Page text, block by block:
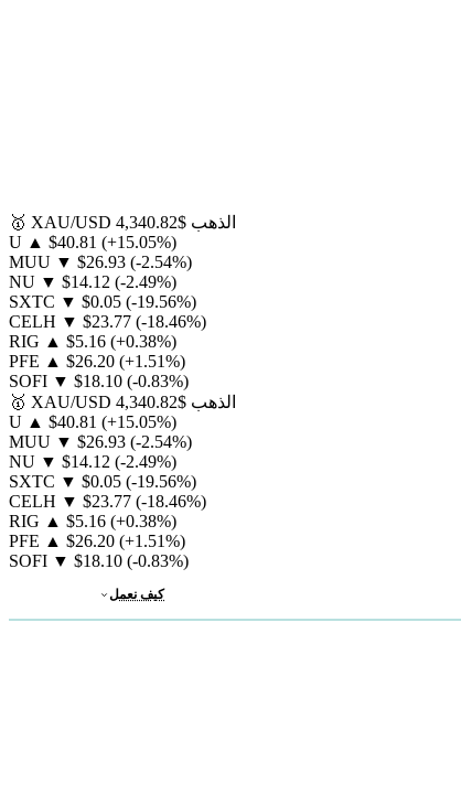
🥇 XAU/USD الذهب $4,340.82
U ▲ $40.81 (+15.05%)
MUU ▼ $26.93 (-2.54%)
NU ▼ $14.12 (-2.49%)
SXTC ▼ $0.05 (-19.56%)
CELH ▼ $23.77 (-18.46%)
RIG ▲ $5.16 (+0.38%)
PFE ▲ $26.20 (+1.51%)
SOFI ▼ $18.10 (-0.83%)
🥇 XAU/USD الذهب $4,340.82
U ▲ $40.81 (+15.05%)
MUU ▼ $26.93 (-2.54%)
NU ▼ $14.12 (-2.49%)
SXTC ▼ $0.05 (-19.56%)
CELH ▼ $23.77 (-18.46%)
RIG ▲ $5.16 (+0.38%)
PFE ▲ $26.20 (+1.51%)
SOFI ▼ $18.10 (-0.83%)
كيف نعمل